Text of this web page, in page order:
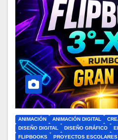
ANIMACIÓN ANIMACIÓN DIGITAL
DISEÑO DIGITAL
DISEÑO GRÁFICO
FLIPBOOKS
PROYECTOS ESCOLARES